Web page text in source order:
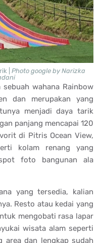
| Photo google by Narizka
wahana Rainbow
dan merupakan yang
menjadi daya tarik
panjang mencapai 120
di Pitris Ocean View,
kolam renang yang
foto bangunan ala
yang tersedia, kalian
Resto atau kedai yang
mengobati rasa lapar
wisata alam seperti
area dan lengkap sudah